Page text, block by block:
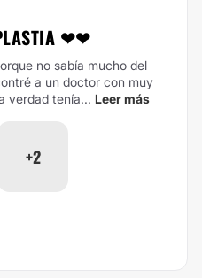
❤❤
no sabía mucho del
a un doctor con muy
verdad tenía... Leer más
+2